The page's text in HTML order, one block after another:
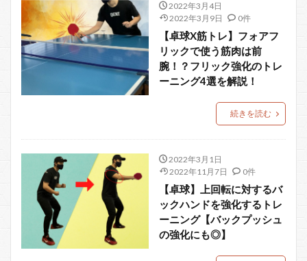
2022年3月4日
2022年3月9日
0件
【卓球X筋トレ】フォアフ
リックで使う筋肉は前
腕！？フリック強化のトレ
ーニング4選を解説！
続きを読む
2022年3月1日
2022年11月7日
0件
【卓球】上回転に対するバ
ックハンドを強化するトレ
ーニング【バックプッシュ
の強化にも◎】